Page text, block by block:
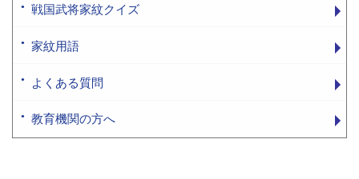
戦国武将家紋クイズ
家紋用語
よくある質問
教育機関の方へ